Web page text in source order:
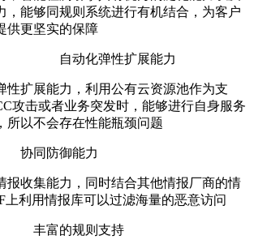
，能够同规则系统进行有机结合，为客户
供更坚实的保障
自动化弹性扩展能力
性扩展能力，利用公有云资源池作为支
攻击或者业务突发时，能够进行自身服务
所以不会存在性能瓶颈问题
协同防御能力
报收集能力，同时结合其他情报厂商的情
上利用情报库可以过滤海量的恶意访问
丰富的规则支持